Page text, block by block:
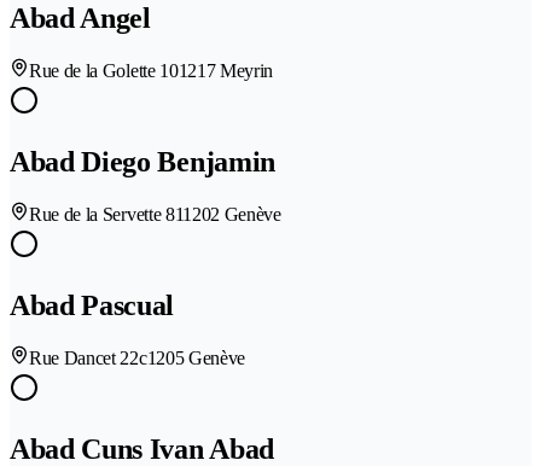
Abad Angel
Rue de la Golette 101217 Meyrin
Abad Diego Benjamin
Rue de la Servette 811202 Genève
Abad Pascual
Rue Dancet 22c1205 Genève
Abad Cuns Ivan Abad